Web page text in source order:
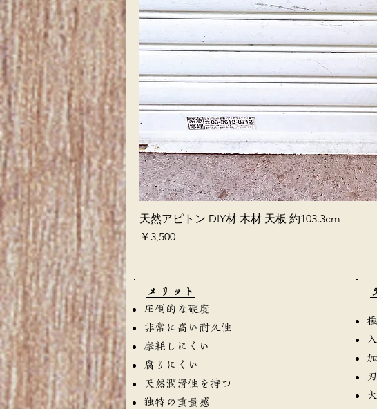
天然アピトン DIY材 木材 天板 約103.3cm
価格
￥3,500
​メリット
圧倒的な硬度
非常に高い耐久性
摩耗しにくい
腐りにくい
天然潤滑性を持つ
独特の重量感